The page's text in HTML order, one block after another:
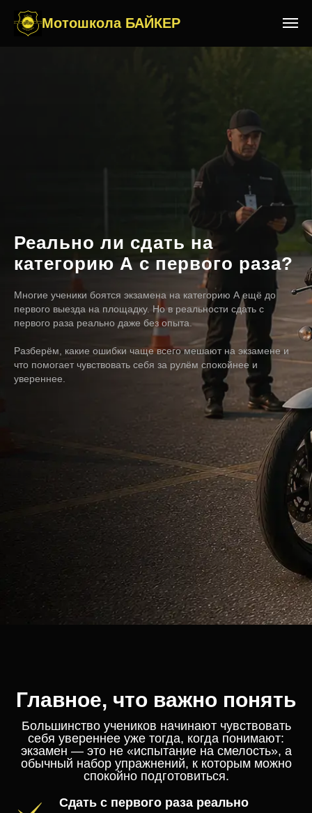
Мотошкола БАЙКЕР
Реально ли сдать на
категорию А с первого раза?
Многие ученики боятся экзамена на категорию А ещё до
первого выезда на площадку. Но в реальности сдать с
первого раза реально даже без опыта.
Разберём, какие ошибки чаще всего мешают на экзамене и
что помогает чувствовать себя за рулём спокойнее и
увереннее.
Главное, что важно понять
Большинство учеников начинают чувствовать
себя увереннее уже тогда, когда понимают:
экзамен — это не «испытание на смелость», а
обычный набор упражнений, к которым можно
спокойно подготовиться.
Сдать с первого раза реально